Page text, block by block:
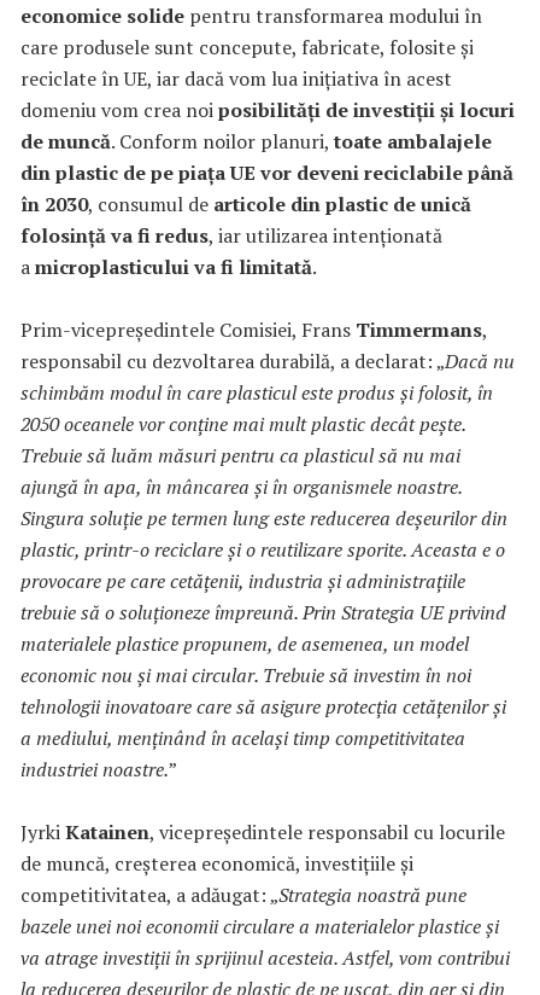
economice solide pentru transformarea modului în
care produsele sunt concepute, fabricate, folosite și
reciclate în UE, iar dacă vom lua inițiativa în acest
domeniu vom crea noiposibilități de investiții și locuri
de muncă. Conform noilor planuri,toate ambalajele
din plastic de pe piața UE vor deveni reciclabile până
în 2030, consumul de articole din plastic de unică
folosință va fi redus, iar utilizarea intenționată
amicroplasticului va fi limitată.
Prim-vicepreședintele Comisiei, Frans Timmermans,
responsabil cu dezvoltarea durabilă, a declarat: „Dacă nu
schimbăm modul în care plasticul este produs și folosit, în
2050 oceanele vor conține mai mult plastic decât pește.
Trebuie să luăm măsuri pentru ca plasticul să nu mai
ajungă în apa, în mâncarea și în organismele noastre.
Singura soluție pe termen lung este reducerea deșeurilor din
plastic, printr-o reciclare și o reutilizare sporite. Aceasta e o
provocare pe care cetățenii, industria și administrațiile
trebuie să o soluționeze împreună. Prin Strategia UE privind
materialele plastice propunem, de asemenea, un model
economic nou și mai circular. Trebuie să investim în noi
tehnologii inovatoare care să asigure protecția cetățenilor și
a mediului, menținând în același timp competitivitatea
industriei noastre.”
JyrkiKatainen, vicepreședintele responsabil cu locurile
de muncă, creșterea economică, investițiile și
competitivitatea, a adăugat: „Strategia noastră pune
bazele unei noi economii circulare a materialelor plastice și
va atrage investiții în sprijinul acesteia. Astfel, vom contribui
la reducerea deșeurilor de plastic de pe uscat, din aer și din